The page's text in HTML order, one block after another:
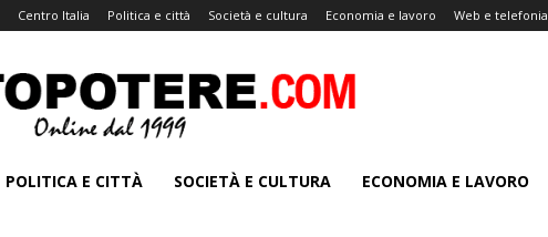
Centro Italia Politica e città Società e cultura Economia e lavoro Web e telefonia
POLITICA E CITTÀ SOCIETÀ E CULTURA ECONOMIA E LAVORO